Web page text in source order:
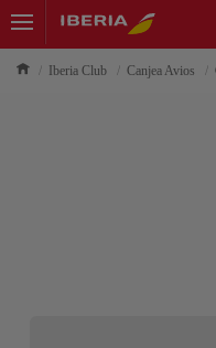
Iberia Club Canjea Avios